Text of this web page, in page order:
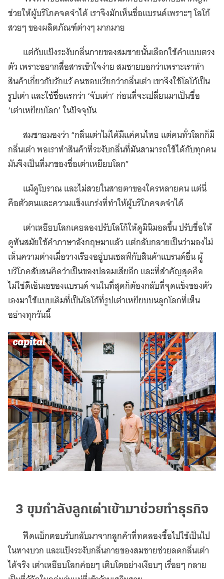
ช่วยให้ผู้บริโภคจดจำได้ เราจึงมักเห็นชื่อแบรนด์เพราะๆ โลโก้
สวยๆ ของผลิตภัณฑ์ต่างๆ มากมาย
แต่กับแป้งระงับกลิ่นกายของสมชายนั้นเลือกใช้คำแบบตรง
ตัว เพราะอยากสื่อสารเข้าใจง่าย สมชายบอกว่าเพราะเราทำ
สินค้าเกี่ยวกับรักแร้ คนชอบเรียกว่ากลิ่นเต่า เขาจึงใช้โลโก้เป็น
รูปเต่า และใช้ชื่อแรกว่า ‘จับเต่า’ ก่อนที่จะเปลี่ยนมาเป็นชื่อ
‘เต่าเหยียบโลก’ ในปัจจุบัน
สมชายมองว่า “กลิ่นเต่าไม่ได้มีแค่คนไทย แต่คนทั่วโลกก็มี
กลิ่นเต่า พอเราทำสินค้าที่ระงับกลิ่นที่มันสามารถใช้ได้กับทุกคน
มันจึงเป็นที่มาของชื่อเต่าเหยียบโลก”
แม้ดูโบราณ และไม่สวยในสายตาของใครหลายคน แต่นี่
คือตัวตนและความแข็งแกร่งที่ทำให้ผู้บริโภคจดจำได้
เต่าเหยียบโลกเคยลองปรับโลโก้ให้ดูมินิมอลขึ้น ปรับชื่อให้
ดูทันสมัยใช้คำภาษาอังกฤษมาแล้ว แต่กลับกลายเป็นว่ามองไม่
เห็นความต่างเมื่อวางเรียงอยู่บนเชลฟ์กับสินค้าแบรนด์อื่น ผู้
บริโภคสับสนคิดว่าเป็นของปลอมเสียอีก และที่สำคัญสุดคือ
ไม่ใช่ดีเอ็นเอของแบรนด์ จนในที่สุดก็ต้องกลับที่จุดแข็งของตัว
เองมาใช้แบบเดิมที่เป็นโลโก้ที่รูปเต่าเหยียบบนลูกโลกที่เห็น
อย่างทุกวันนี้
3 ขุมกำลังลูกเต่าเข้ามาช่วยทำธุรกิจ
ฟีดแบ็กตอบรับกลับมาจากลูกค้าที่ทดลองซื้อไปใช้เป็นไป
ในทางบวก และแป้งระงับกลิ่นกายของสมชายช่วยลดกลิ่นเต่า
ได้จริง เต่าเหยียบโลกค่อยๆ เติบโตอย่างเงียบๆ เรื่อยๆ กลาย